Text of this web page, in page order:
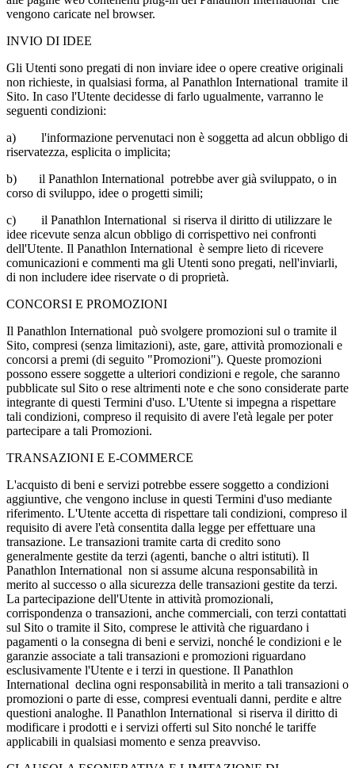
vengono caricate nel browser.
INVIO DI IDEE
Gli Utenti sono pregati di non inviare idee o opere creative originali
non richieste, in qualsiasi forma, al Panathlon International tramite il
Sito. In caso l'Utente decidesse di farlo ugualmente, varranno le
seguenti condizioni:
a) l'informazione pervenutaci non è soggetta ad alcun obbligo di
riservatezza, esplicita o implicita;
b) il Panathlon International potrebbe aver già sviluppato, o in
corso di sviluppo, idee o progetti simili;
c) il Panathlon International si riserva il diritto di utilizzare le
idee ricevute senza alcun obbligo di corrispettivo nei confronti
dell'Utente. Il Panathlon International è sempre lieto di ricevere
comunicazioni e commenti ma gli Utenti sono pregati, nell'inviarli,
di non includere idee riservate o di proprietà.
CONCORSI E PROMOZIONI
Il Panathlon International può svolgere promozioni sul o tramite il
Sito, compresi (senza limitazioni), aste, gare, attività promozionali e
concorsi a premi (di seguito "Promozioni"). Queste promozioni
possono essere soggette a ulteriori condizioni e regole, che saranno
pubblicate sul Sito o rese altrimenti note e che sono considerate parte
integrante di questi Termini d'uso. L'Utente si impegna a rispettare
tali condizioni, compreso il requisito di avere l'età legale per poter
partecipare a tali Promozioni.
TRANSAZIONI E E-COMMERCE
L'acquisto di beni e servizi potrebbe essere soggetto a condizioni
aggiuntive, che vengono incluse in questi Termini d'uso mediante
riferimento. L'Utente accetta di rispettare tali condizioni, compreso il
requisito di avere l'età consentita dalla legge per effettuare una
transazione. Le transazioni tramite carta di credito sono
generalmente gestite da terzi (agenti, banche o altri istituti). Il
Panathlon International non si assume alcuna responsabilità in
merito al successo o alla sicurezza delle transazioni gestite da terzi.
La partecipazione dell'Utente in attività promozionali,
corrispondenza o transazioni, anche commerciali, con terzi contattati
sul Sito o tramite il Sito, comprese le attività che riguardano i
pagamenti o la consegna di beni e servizi, nonché le condizioni e le
garanzie associate a tali transazioni e promozioni riguardano
esclusivamente l'Utente e i terzi in questione. Il Panathlon
International declina ogni responsabilità in merito a tali transazioni o
promozioni o parte di esse, compresi eventuali danni, perdite e altre
questioni analoghe. Il Panathlon International si riserva il diritto di
modificare i prodotti e i servizi offerti sul Sito nonché le tariffe
applicabili in qualsiasi momento e senza preavviso.